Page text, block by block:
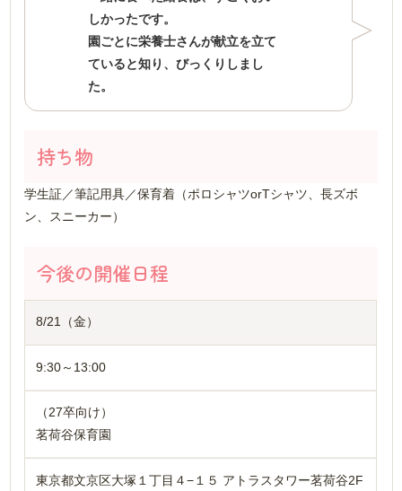
しかったです。
園ごとに栄養士さんが献立を立て
ていると知り、びっくりしまし
た。
持ち物
学生証／筆記用具／保育着（ポロシャツorTシャツ、長ズボ
ン、スニーカー）
今後の開催日程
8/21（金）
9:30～13:00
（27卒向け）
茗荷谷保育園
東京都文京区大塚１丁目４−１５ アトラスタワー茗荷谷2F